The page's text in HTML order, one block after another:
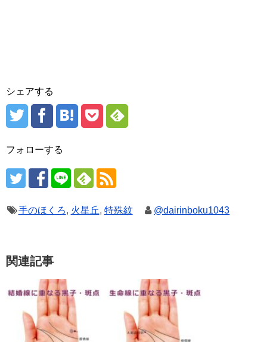
シェアする
フォローする
手のほくろ, 火星丘, 特殊紋 @dairinboku1043
関連記事